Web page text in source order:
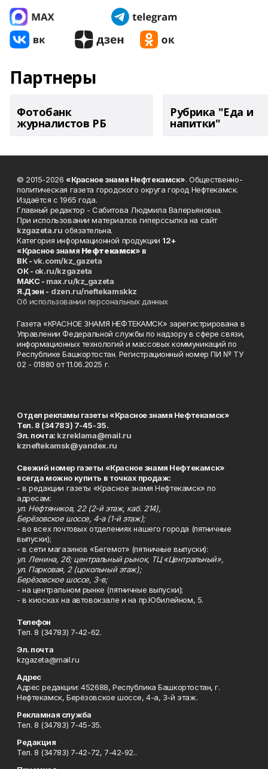
Партнеры
Фотобанк
журналистов РБ
Рубрика "Еда и
напитки"
© 2015-2026 «Красное знамя Нефтекамск». Общественно-
политическая газета городского округа город Нефтекамск.
Издаётся с 1965 года.
Главный редактор - Сабитова Людмила Валерьяновна.
При использовании материалов гиперссылка на сайт
kzgazeta.ru обязательна.
Категория информационной продукции 12+
«Красное знамя Нефтекамск» в
ВК -vk.com/kz_gazeta
ОК - ok.ru/kzgazeta
MAKC - max.ru/kz_gazeta
Я.Дзен - dzen.ru/neftekamskkz
Об использовании персональных данных
Газета «КРАСНОЕ ЗНАМЯ НЕФТЕКАМСК» зарегистрирована в
Управлении Федеральной службы по надзору в сфере связи,
информационных технологий и массовых коммуникаций по
Республике Башкортостан. Регистрационный номер ПИ № ТУ
02 - 01880 от 11.06.2025 г.
Отдел рекламы газеты «Красное знамя Нефтекамск»
Тел. 8 (34783) 7-45-35.
Эл. почта: kzreklama@mail.ru
kzneftekamsk@yandex.ru
Свежий номер газеты «Красное знамя Нефтекамск»
всегда можно купить в точках продаж:
- в редакции газеты «Красное знамя Нефтекамск» по
адресам:
ул. Нефтяников, 22 (2-й этаж, каб. 214),
Берёзовское шоссе, 4-а (1-й этаж);
- во всех почтовых отделениях нашего города (пятничные
выпуски);
- в сети магазинов «Бегемот» (пятничные выпуски):
ул. Ленина, 26; центральный рынок, ТЦ «Центральный»,
ул. Парковая, 2 (цокольный этаж);
Берёзовское шоссе, 3-в;
- на центральном рынке (пятничные выпуски);
- в киосках на автовокзале и на пр.Юбилейном, 5.
Телефон
Тел. 8 (34783) 7-42-62.
Эл. почта
kzgazeta@mail.ru
Адрес
Адрес редакции: 452688, Республика Башкортостан, г.
Нефтекамск, Берёзовское шоссе, 4-а, 3-й этаж.
Рекламная служба
Тел. 8 (34783) 7-45-35.
Редакция
Тел. 8 (34783) 7-42-72, 7-42-92..